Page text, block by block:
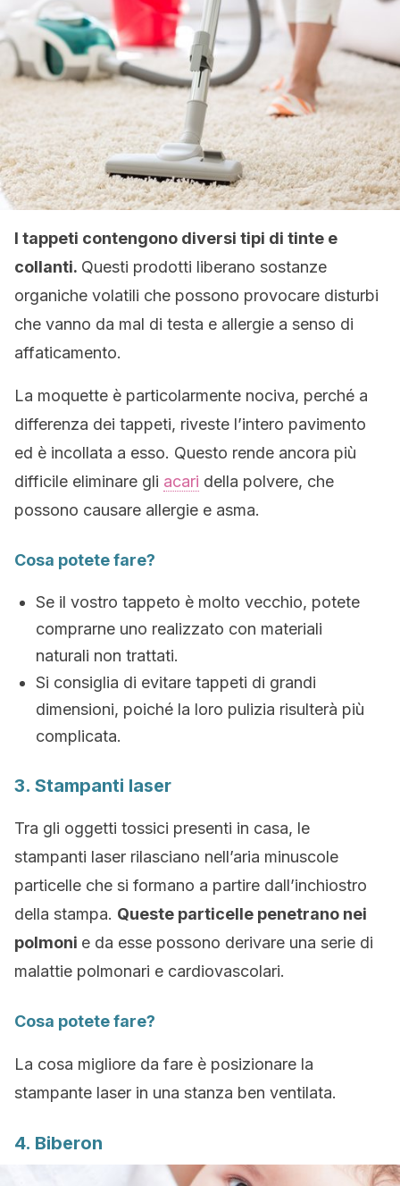
I tappeti contengono diversi tipi di tinte e
collanti. Questi prodotti liberano sostanze
organiche volatili che possono provocare disturbi
che vanno da mal di testa e allergie a senso di
affaticamento.
La moquette è particolarmente nociva, perché a
differenza dei tappeti, riveste l’intero pavimento
ed è incollata a esso. Questo rende ancora più
difficile eliminare gli acari della polvere, che
possono causare allergie e asma.
Cosa potete fare?
Se il vostro tappeto è molto vecchio, potete
comprarne uno realizzato con materiali
naturali non trattati.
Si consiglia di evitare tappeti di grandi
dimensioni, poiché la loro pulizia risulterà più
complicata.
3. Stampanti laser
Tra gli oggetti tossici presenti in casa, le
stampanti laser rilasciano nell’aria minuscole
particelle che si formano a partire dall’inchiostro
della stampa. Queste particelle penetrano nei
polmoni e da esse possono derivare una serie di
malattie polmonari e cardiovascolari.
Cosa potete fare?
La cosa migliore da fare è posizionare la
stampante laser in una stanza ben ventilata.
4. Biberon